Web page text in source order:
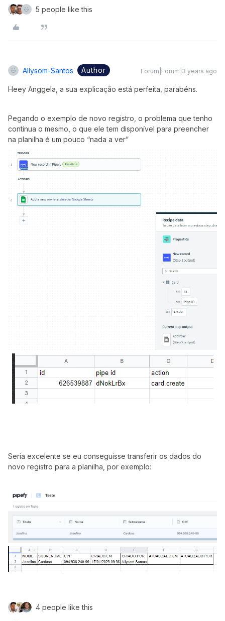
5 people like this
Allysom-Santos Author Forum|Forum|3 years ago
Heey Anggela, a sua explicação está perfeita, parabéns.
Pegando o exemplo de novo registro, o problema que tenho
continua o mesmo, o que ele tem disponível para preencher
na planilha é um pouco “nada a ver”
Seria excelente se eu conseguisse transferir os dados do
novo registro para a planilha, por exemplo:
4 people like this